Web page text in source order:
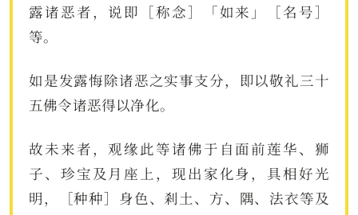
露诸恶者，说即［称念］「如来」［名号］
等。
如是发露悔除诸恶之实事支分，即以敬礼三十
五佛令诸恶得以净化。
故未来者，观缘此等诸佛于自面前莲华、狮
子、珍宝及月座上，现出家化身，具相好光
明，［种种］身色、剎土、方、隅、法衣等及